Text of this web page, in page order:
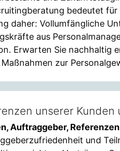
bedeutet
daher: Vollumfängliche
aus
Erwarten Sie nachhaltig
zur
unserer
Auftraggeber, Referenzen
und